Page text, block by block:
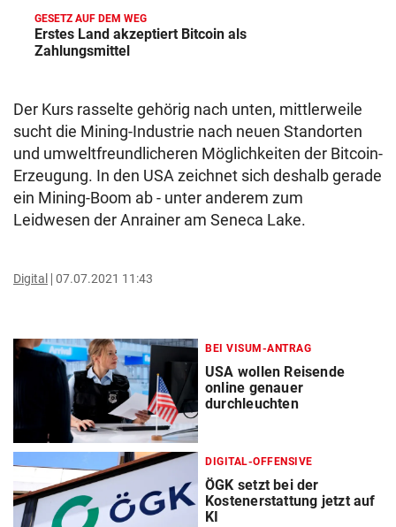
GESETZ AUF DEM WEG
Erstes Land akzeptiert Bitcoin als
Zahlungsmittel
Der Kurs rasselte gehörig nach unten, mittlerweile
sucht die Mining-Industrie nach neuen Standorten
und umweltfreundlicheren Möglichkeiten der Bitcoin-
Erzeugung. In den USA zeichnet sich deshalb gerade
ein Mining-Boom ab - unter anderem zum
Leidwesen der Anrainer am Seneca Lake.
Digital 07.07.2021 11:43
BEI VISUM-ANTRAG
USA wollen Reisende
online genauer
durchleuchten
DIGITAL-OFFENSIVE
ÖGK setzt bei der
Kostenerstattung jetzt auf
KI